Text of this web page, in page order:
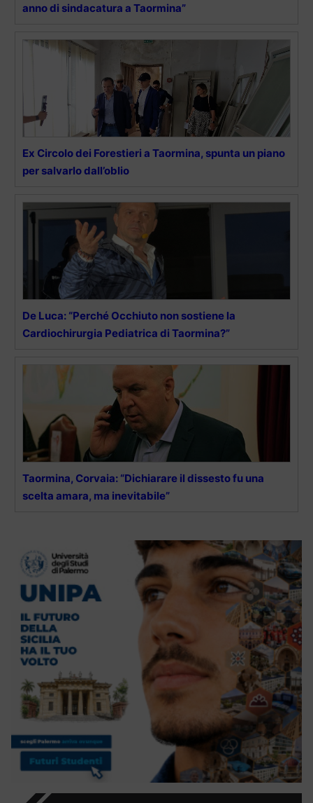
anno di sindacatura a Taormina”
Ex Circolo dei Forestieri a Taormina, spunta un piano
per salvarlo dall’oblio
De Luca: “Perché Occhiuto non sostiene la
Cardiochirurgia Pediatrica di Taormina?”
Taormina, Corvaia: “Dichiarare il dissesto fu una
scelta amara, ma inevitabile”